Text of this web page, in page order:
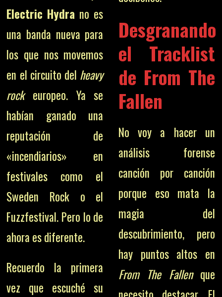
Electric Hydra no es
una banda nueva para
los que nos movemos
en el circuito del heavy
rockeuropeo. Ya se
habían ganado una
reputación de
«incendiarios» en
festivales como el
Sweden Rock o el
Fuzzfestival. Pero lo de
ahora es diferente.
Recuerdo la primera
vez que escuché su
Desgranando
el Tracklist
de From The
Fallen
No voy a hacer un
análisis forense
canción por canción
porque eso mata la
magia del
descubrimiento, pero
hay puntos altos en
From The Fallenque